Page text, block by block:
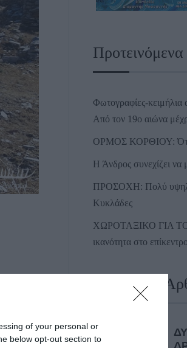
of your personal or
below opt-out section to
πριν,
Φωτογραφίες-κειμήλια
Από τον 19ο αιώνα
ΟΡΜΟΣ ΚΟΡΘΙΟΥ: Όταν
Η Άνδρος συνεχίζει
ΠΡΟΣΟΧΗ: Πολύ
Κυκλάδες
ΧΩΡΟΤΑΞΙΚΟ ΓΙΑ
ικανότητα στο επίκεντρο
Πρόσφατα